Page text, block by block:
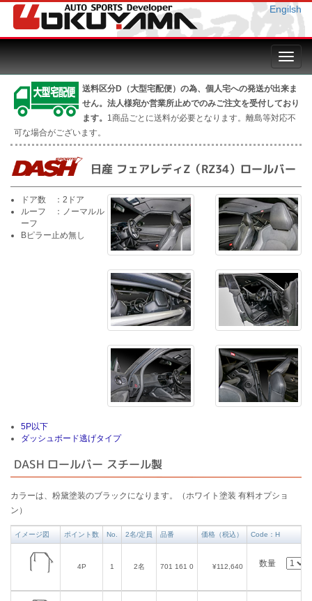
Engilsh
送料区分D（大型宅配便）の為、個人宅への発送が出来ま
せん。法人様宛か営業所止めでのみご注文を受付しており
ます。 1商品ごとに送料が必要となります。離島等対応不
可な場合がございます。
日産 フェアレディZ（RZ34）ロールバー
ドア数 ：2ドア
ルーフ ：ノーマルル
ーフ
Bピラー止め無し
5P以下
ダッシュボード逃げタイプ
DASH ロールバー スチール製
カラーは、粉黛塗装のブラックになります。（ホワイト塗装 有料オプショ
ン）
イメージ図 ポイント数 No. 2名/定員 品番 価格（税込） Code：H
4P 1 2名 701 161 0 ¥112,640 数量